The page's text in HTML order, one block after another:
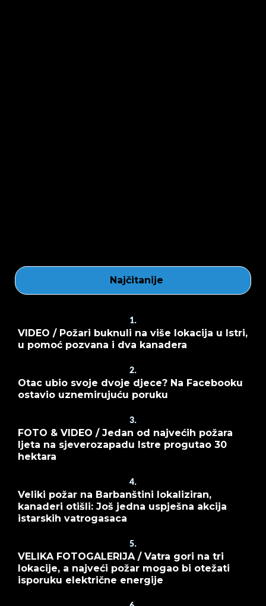
Najčitanije
1.
VIDEO / Požari buknuli na više lokacija u Istri,
u pomoć pozvana i dva kanadera
2.
Otac ubio svoje dvoje djece? Na Facebooku
ostavio uznemirujuću poruku
3.
FOTO & VIDEO / Jedan od najvećih požara
ljeta na sjeverozapadu Istre progutao 30
hektara
4.
Veliki požar na Barbanštini lokaliziran,
kanaderi otišli: Još jedna uspješna akcija
istarskih vatrogasaca
5.
VELIKA FOTOGALERIJA / Vatra gori na tri
lokacije, a najveći požar mogao bi otežati
isporuku električne energije